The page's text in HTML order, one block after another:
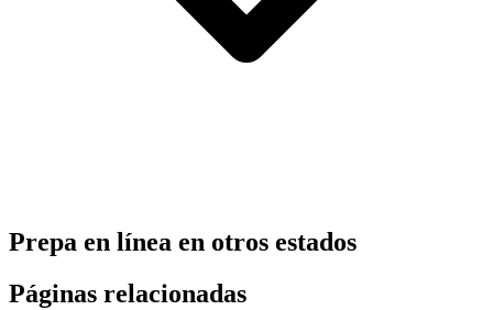
Prepa en línea en otros estados
Páginas relacionadas